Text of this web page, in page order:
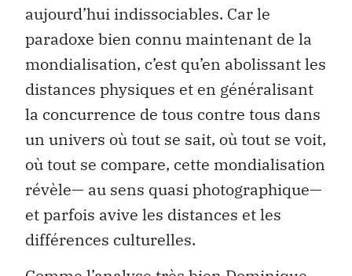
aujourd’hui indissociables. Car le
paradoxe bien connu maintenant de la
mondialisation, c’est qu’en abolissant les
distances physiques et en généralisant
la concurrence de tous contre tous dans
un univers où tout se sait, où tout se voit,
où tout se compare, cette mondialisation
révèle— au sens quasi photographique—
et parfois avive les distances et les
différences culturelles.